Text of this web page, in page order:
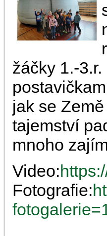
žáčky 1.-
jak se
tajemství
mnoho
Video:
Fotografie: